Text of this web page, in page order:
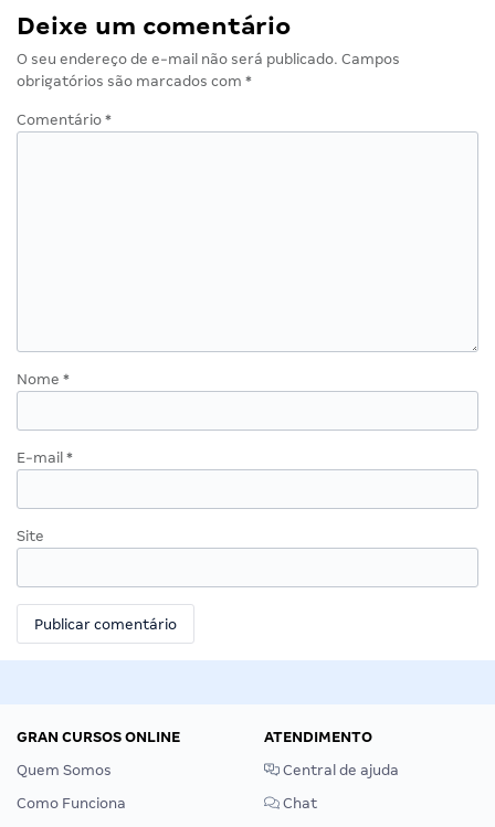
Deixe um comentário
O seu endereço de e-mail não será publicado. Campos
obrigatórios são marcados com *
Comentário *
Nome *
E-mail *
Site
GRAN CURSOS ONLINE
Quem Somos
Como Funciona
ATENDIMENTO
Central de ajuda
Chat